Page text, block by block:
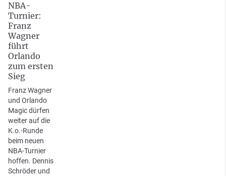
NBA-
Turnier:
Franz
Wagner
führt
Orlando
zum ersten
Sieg
Franz Wagner
und Orlando
Magic dürfen
weiter auf die
K.o.-Runde
beim neuen
NBA-Turnier
hoffen. Dennis
Schröder und